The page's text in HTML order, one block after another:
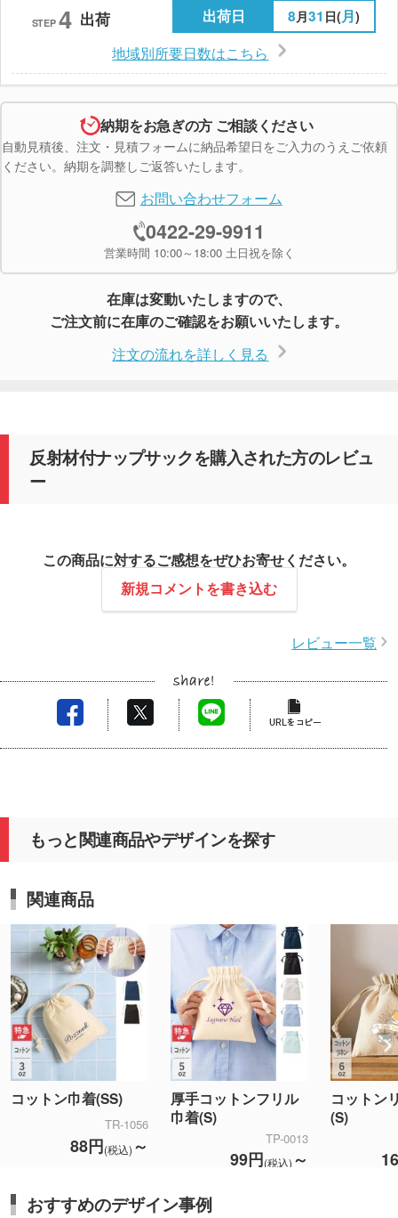
STEP 4 出荷 出荷日 8月31 日(月)
地域別所要日数はこちら
納期をお急ぎの方 ご相談ください
自動見積後、注文・見積フォームに納品希望日をご入力のうえご依頼
ください。納期を調整しご返答いたします。
お問い合わせフォーム
0422-29-9911
営業時間 10:00～18:00 土日祝を除く
在庫は変動いたしますので、
ご注文前に在庫のご確認をお願いいたします。
注文の流れを詳しく見る
反射材付ナップサックを購入された方のレビュ
ー
この商品に対するご感想をぜひお寄せください。
新規コメントを書き込む
レビュー一覧
もっと関連商品やデザインを探す
関連商品
コットン巾着(SS)
TR-1056
88円(税込) ～
厚手コットンフリル
巾着(S)
TP-0013
99円(税込) ～
コットン
(S)
おすすめのデザイン事例